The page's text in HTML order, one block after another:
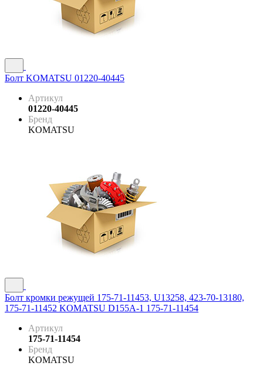
Болт KOMATSU 01220-40445
Артикул
01220-40445
Бренд
KOMATSU
Болт кромки режущей 175-71-11453, U13258, 423-70-13180,
175-71-11452 KOMATSU D155A-1 175-71-11454
Артикул
175-71-11454
Бренд
KOMATSU